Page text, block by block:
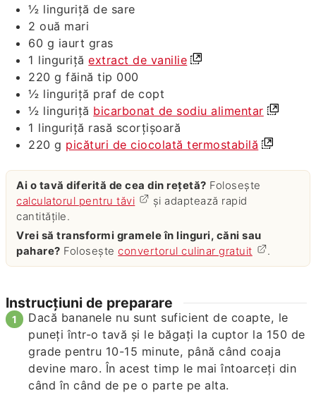
½ lingurițăde sare
2ouă mari
60 g iaurt gras
1 linguriță extract de vanilie
220 g făină tip 000
½ linguriță praf de copt
½ linguriță bicarbonat de sodiu alimentar
1 linguriță rasă scorțișoară
220 g picături de ciocolată termostabilă
Ai o tavă diferită de cea din rețetă? Folosește
calculatorul pentru tăvi
și adaptează rapid
cantitățile.
Vrei să transformi gramele în linguri, căni sau
pahare? Foloseșteconvertorul culinar gratuit .
Instrucțiuni de preparare
Dacă bananele nu sunt suficient de coapte, le
puneți într-o tavă și le băgați la cuptor la 150 de
grade pentru 10-15 minute, până când coaja
devine maro. În acest timp le mai întoarceți din
când în când de pe o parte pe alta.